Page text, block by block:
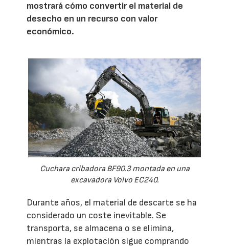
mostrará cómo convertir el material de
desecho en un recurso con valor
económico.
Cuchara cribadora BF90.3 montada en una
excavadora Volvo EC240.
Durante años, el material de descarte se ha
considerado un coste inevitable. Se
transporta, se almacena o se elimina,
mientras la explotación sigue comprando